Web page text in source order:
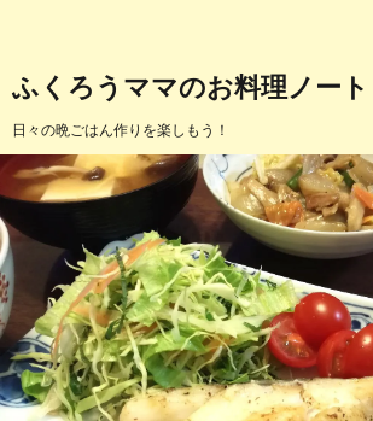
ふくろうママのお料理ノート
日々の晩ごはん作りを楽しもう！